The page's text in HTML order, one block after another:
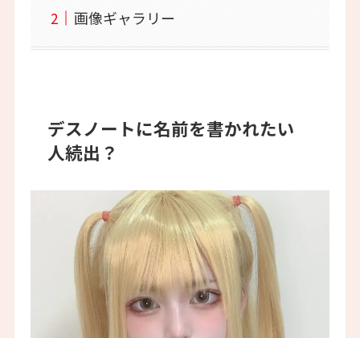
画像ギャラリー
デスノートに名前を書かれたい
人続出？